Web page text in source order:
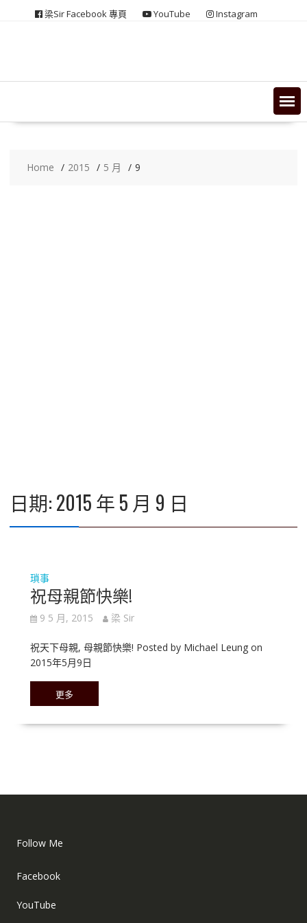
梁Sir Facebook 專頁 YouTube Instagram
Home 2015 5 月 9
日期:2015 年 5 月 9 日
瑣事
祝母親節快樂!
9 5 月, 2015 梁 Sir
祝天下母親, 母親節快樂! Posted by Michael Leung on
2015年5月9日
更多
Follow Me
Facebook
YouTube